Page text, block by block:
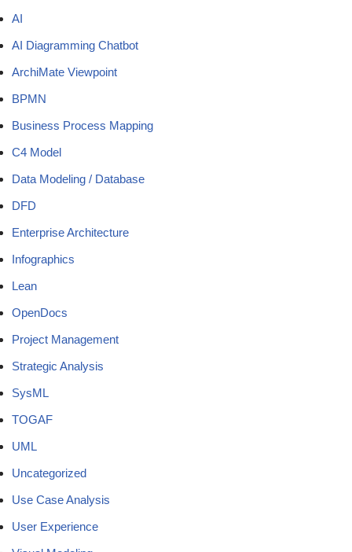
AI
AI Diagramming Chatbot
ArchiMate Viewpoint
BPMN
Business Process Mapping
C4 Model
Data Modeling / Database
DFD
Enterprise Architecture
Infographics
Lean
OpenDocs
Project Management
Strategic Analysis
SysML
TOGAF
UML
Uncategorized
Use Case Analysis
User Experience